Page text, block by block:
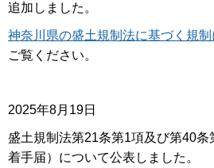
追加しました。
神奈川県の盛土規制法に基づく規制
ご覧ください。
2025年8月19日
盛土規制法第21条第1項及び第40
着手届）について公表しました。